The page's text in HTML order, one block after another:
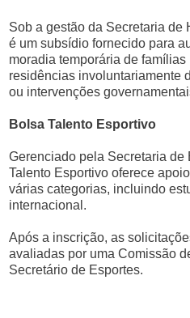
Sob a gestão da Secretaria de
é um subsídio fornecido para
moradia temporária de
residências involuntariamente
ou intervenções
Bolsa Talento Esportivo
Gerenciado pela Secretaria de
Talento Esportivo oferece
várias categorias, incluindo
internacional.
Após a inscrição, as
avaliadas por uma Comissão
Secretário de Esportes.